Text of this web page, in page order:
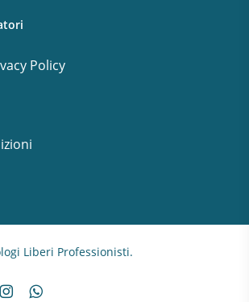
Policy
Liberi Professionisti.